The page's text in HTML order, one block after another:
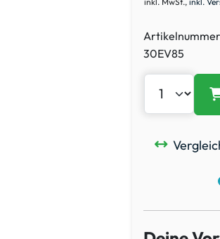
30EV85